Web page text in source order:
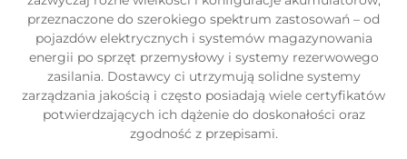
przeznaczone do szerokiego spektrum zastosowań – od
pojazdów elektrycznych i systemów magazynowania
energii po sprzęt przemysłowy i systemy rezerwowego
zasilania. Dostawcy ci utrzymują solidne systemy
zarządzania jakością i często posiadają wiele certyfikatów
potwierdzających ich dążenie do doskonałości oraz
zgodność z przepisami.